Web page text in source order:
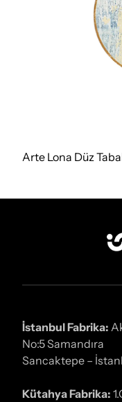
Arte Lona Düz
İstanbul Fabrika:
No:5 Samandıra
Sancaktepe –
Kütahya Fabrika: